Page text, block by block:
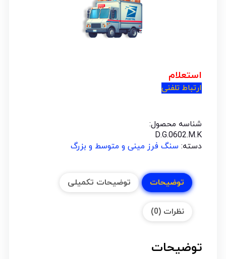
استعلام
ارتباط تلفنی
شناسه محصول:
D.G.0602.M.K
دسته: سنگ فرز مینی و متوسط و بزرگ
توضیحات توضیحات تکمیلی
نظرات (0)
توضیحات